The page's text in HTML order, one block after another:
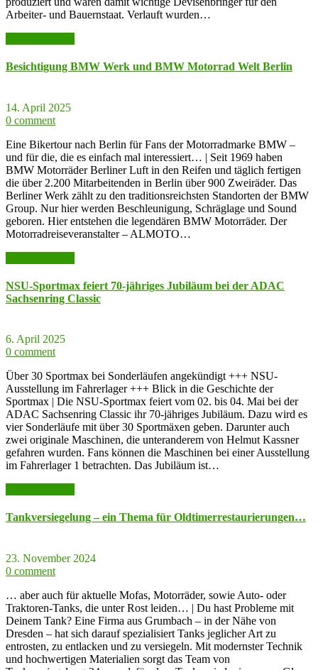
Arbeiter- und Bauernstaat. Verlauft wurden…
Besichtigung BMW Werk und BMW Motorrad Welt Berlin
14. April 2025
0 comment
Eine Bikertour nach Berlin für Fans der Motorradmarke BMW –
und für die, die es einfach mal interessiert… | Seit 1969 haben
BMW Motorräder Berliner Luft in den Reifen und täglich fertigen
die über 2.200 Mitarbeitenden in Berlin über 900 Zweiräder. Das
Berliner Werk zählt zu den traditionsreichsten Standorten der BMW
Group. Nur hier werden Beschleunigung, Schräglage und Sound
geboren. Hier entstehen die legendären BMW Motorräder. Der
Motorradreiseveranstalter – ALMOTO…
NSU-Sportmax feiert 70-jähriges Jubiläum bei der ADAC
Sachsenring Classic
6. April 2025
0 comment
Über 30 Sportmax bei Sonderläufen angekündigt +++ NSU-
Ausstellung im Fahrerlager +++ Blick in die Geschichte der
Sportmax | Die NSU-Sportmax feiert vom 02. bis 04. Mai bei der
ADAC Sachsenring Classic ihr 70-jähriges Jubiläum. Dazu wird es
vier Sonderläufe mit über 30 Sportmäxen geben. Darunter auch
zwei originale Maschinen, die unteranderem von Helmut Kassner
gefahren wurden. Fans können die Maschinen bei einer Ausstellung
im Fahrerlager 1 betrachten. Das Jubiläum ist…
Tankversiegelung – ein Thema für Oldtimerrestaurierungen…
23. November 2024
0 comment
… aber auch für aktuelle Mofas, Motorräder, sowie Auto- oder
Traktoren-Tanks, die unter Rost leiden… | Du hast Probleme mit
Deinem Tank? Eine Firma aus Grumbach – in der Nähe von
Dresden – hat sich darauf spezialisiert Tanks jeglicher Art zu
entrosten, zu entlacken und zu versiegeln. Mit modernster Technik
und hochwertigen Materialien sorgt das Team von